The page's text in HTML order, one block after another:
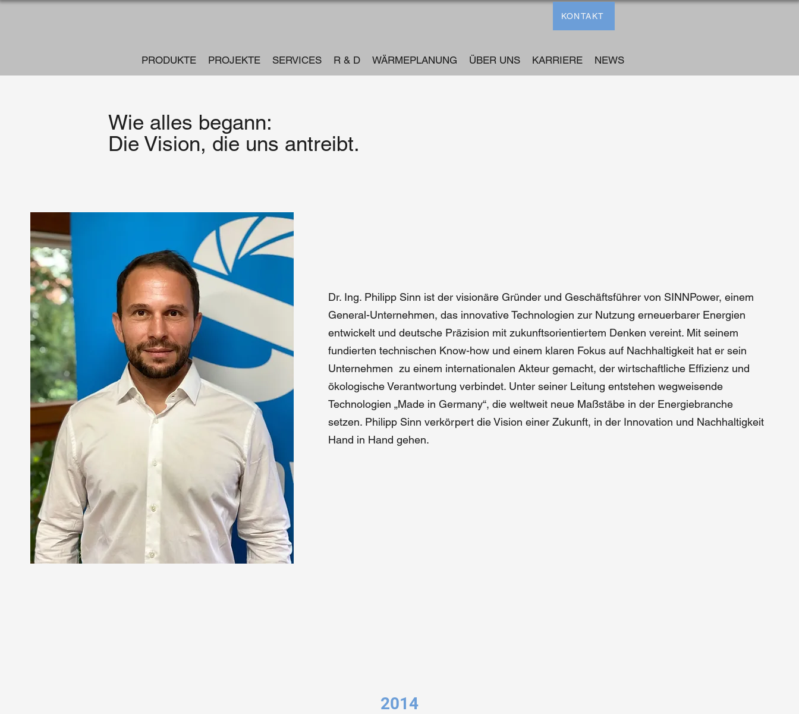
KONTAKT
PRODUKTE PROJEKTE SERVICES R & D WÄRMEPLANUNG ÜBER UNS KARRIERE NEWS
Wie alles begann:
Die Vision, die uns antreibt.
Dr. Ing. Philipp Sinn ist der visionäre Gründer und Geschäftsführer von SINNPower, einem
General-Unternehmen, das innovative Technologien zur Nutzung erneuerbarer Energien
entwickelt und deutsche Präzision mit zukunftsorientiertem Denken vereint. Mit seinem
fundierten technischen Know-how und einem klaren Fokus auf Nachhaltigkeit hat er sein
Unternehmen zu einem internationalen Akteur gemacht, der wirtschaftliche Effizienz und
ökologische Verantwortung verbindet. Unter seiner Leitung entstehen wegweisende
Technologien „Made in Germany“, die weltweit neue Maßstäbe in der Energiebranche
setzen. Philipp Sinn verkörpert die Vision einer Zukunft, in der Innovation und Nachhaltigkeit
Hand in Hand gehen.
2014